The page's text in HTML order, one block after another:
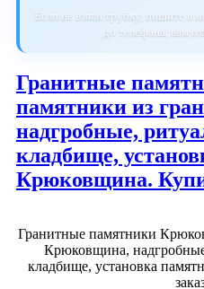
Если не взяли трубку, пишите в
до телефона, вам
Гранитные
памятники из
надгробные,
кладбище,
Крюковщина.
Гранитные памятники
Крюковщина,
кладбище, установка